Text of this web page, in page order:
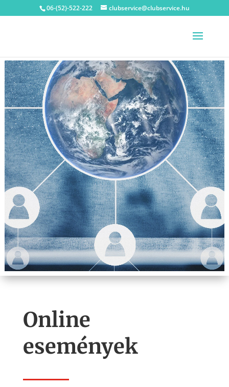
06-(52)-522-222 clubservice@clubservice.hu
Online
események